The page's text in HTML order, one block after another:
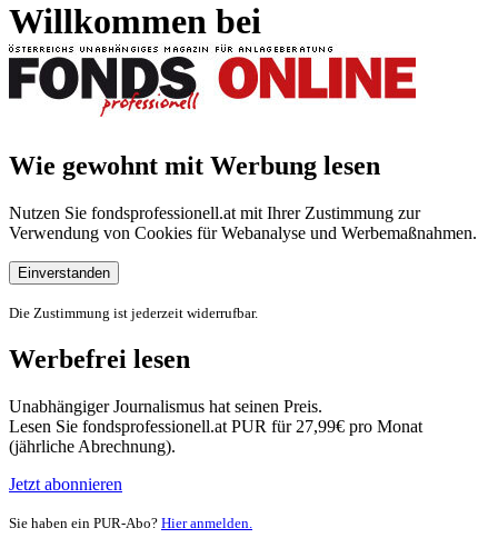
Willkommen bei
Wie gewohnt mit Werbung lesen
Nutzen Sie fondsprofessionell.at mit Ihrer Zustimmung zur
Verwendung von Cookies für Webanalyse und Werbemaßnahmen.
Einverstanden
Die Zustimmung ist jederzeit widerrufbar.
Werbefrei lesen
Unabhängiger Journalismus hat seinen Preis.
Lesen Sie fondsprofessionell.at PUR für 27,99€ pro Monat
(jährliche Abrechnung).
Jetzt abonnieren
Sie haben ein PUR-Abo? Hier anmelden.